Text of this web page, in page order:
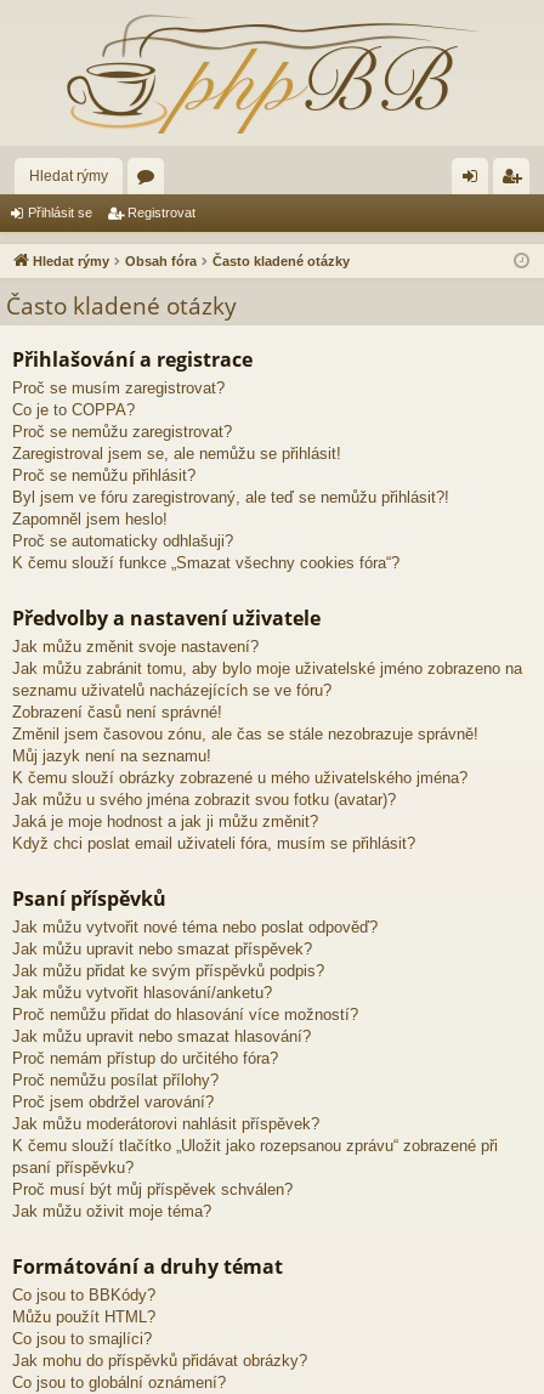
Hledat rýmy
ór
a lá
se
ist
va
Přihlásit se Registrovat
Hledat rýmy Obsah fóra Často kladené otázky
Často kladené otázky
Přihlašování a registrace
Proč se musím zaregistrovat?
Co je to COPPA?
Proč se nemůžu zaregistrovat?
Zaregistroval jsem se, ale nemůžu se přihlásit!
Proč se nemůžu přihlásit?
Byl jsem ve fóru zaregistrovaný, ale teď se nemůžu přihlásit?!
Zapomněl jsem heslo!
Proč se automaticky odhlašuji?
K čemu slouží funkce „Smazat všechny cookies fóra“?
Předvolby a nastavení uživatele
Jak můžu změnit svoje nastavení?
Jak můžu zabránit tomu, aby bylo moje uživatelské jméno zobrazeno na
seznamu uživatelů nacházejících se ve fóru?
Zobrazení časů není správné!
Změnil jsem časovou zónu, ale čas se stále nezobrazuje správně!
Můj jazyk není na seznamu!
K čemu slouží obrázky zobrazené u mého uživatelského jména?
Jak můžu u svého jména zobrazit svou fotku (avatar)?
Jaká je moje hodnost a jak ji můžu změnit?
Když chci poslat email uživateli fóra, musím se přihlásit?
Psaní příspěvků
Jak můžu vytvořit nové téma nebo poslat odpověď?
Jak můžu upravit nebo smazat příspěvek?
Jak můžu přidat ke svým příspěvků podpis?
Jak můžu vytvořit hlasování/anketu?
Proč nemůžu přidat do hlasování více možností?
Jak můžu upravit nebo smazat hlasování?
Proč nemám přístup do určitého fóra?
Proč nemůžu posílat přílohy?
Proč jsem obdržel varování?
Jak můžu moderátorovi nahlásit příspěvek?
K čemu slouží tlačítko „Uložit jako rozepsanou zprávu“ zobrazené při
psaní příspěvku?
Proč musí být můj příspěvek schválen?
Jak můžu oživit moje téma?
Formátování a druhy témat
Co jsou to BBKódy?
Můžu použít HTML?
Co jsou to smajlíci?
Jak mohu do příspěvků přidávat obrázky?
Co jsou to globální oznámení?